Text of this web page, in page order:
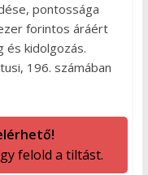
pontossága
forintos áráért
és kidolgozás.
196. számában
felold a tiltást.